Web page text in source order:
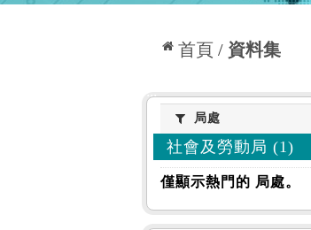
首頁 資料集
局處局處
社會及勞動局 (1)
僅顯示熱門的 局處。